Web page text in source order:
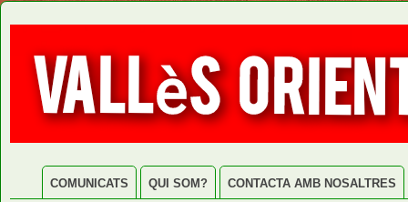
COMUNICATS QUI SOM? CONTACTA AMB NOSALTRES